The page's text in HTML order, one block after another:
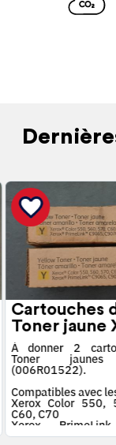
Cartouches
Toner jaune
À donner 2
Toner jaunes
(006R01522).
Compatibles avec
Xerox Color 550,
C60, C70
Xerox
C9070